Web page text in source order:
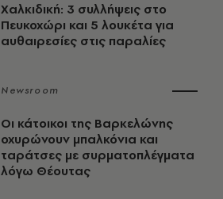
Χαλκιδική: 3 συλλήψεις στο
Πευκοχώρι και 5 λουκέτα για
αυθαιρεσίες στις παραλίες
Newsroom
Οι κάτοικοι της Βαρκελώνης
οχυρώνουν μπαλκόνια και
ταράτσες με συρματοπλέγματα
λόγω Θέουτας